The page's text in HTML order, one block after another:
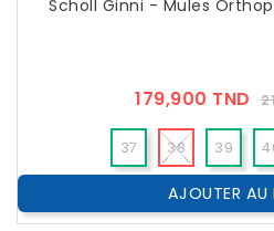
Scholl Ginni - Mules
179,900 TND
37 38 39
AJOUTER AU